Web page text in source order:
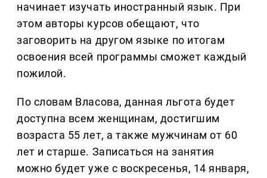
начинает изучать иностранный язык. При
этом авторы курсов обещают, что
заговорить на другом языке по итогам
освоения всей программы сможет каждый
пожилой.
По словам Власова, данная льгота будет
доступна всем женщинам, достигшим
возраста 55 лет, а также мужчинам от 60
лет и старше. Записаться на занятия
можно будет уже с воскресенья, 14 января,